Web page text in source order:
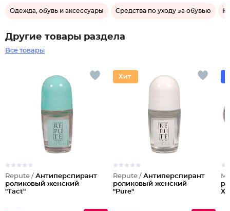
Одежда, обувь и аксессуары Средства по уходу за обувью
Другие товары раздела
Все товары
Repute / Антиперспирант
роликовый женcкий
"Tact"
Repute / Антиперспирант
роликовый женcкий
"Pure"
X